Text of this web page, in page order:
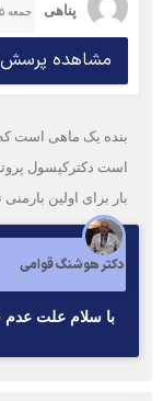
پناهی جمعه ۵ خرداد ۲( 3 سال پیش)
مشاهده پرسش
بنده یک ماهی است
بار برای اولین
دکتر هوشنگ قوامی
با سلام علت